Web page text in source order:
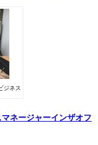
ジネス
マネージャーインザオフ